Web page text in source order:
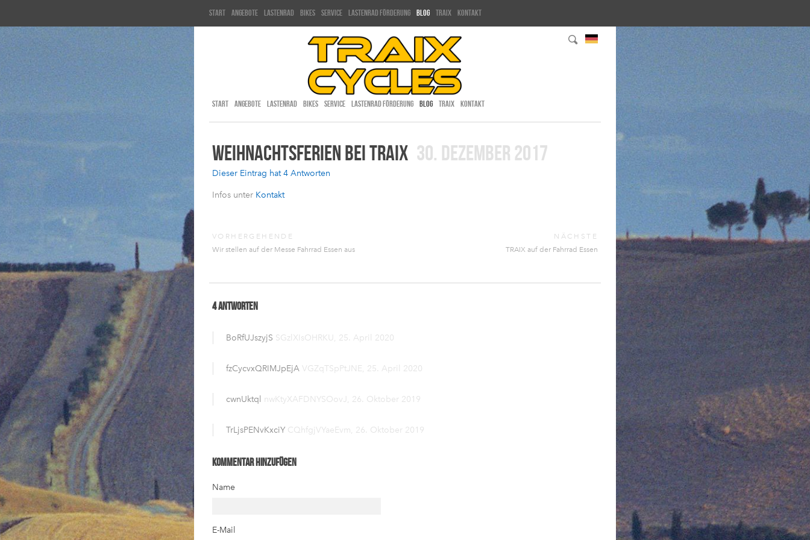
start angebote lastenrad bikes service lastenrad förderung blog traix kontakt
START ANGEBOTE LASTENRAD BIKES SERVICE LASTENRAD FÖRDERUNG BLOG TRAIX KONTAKT
WEIHNACHTSFERIEN BEI TRAIX 30. DEZEMBER 2017
Dieser Eintrag hat 4 Antworten
Infos unter Kontakt
VORHERGEHENDE
Wir stellen auf der Messe Fahrrad Essen aus
NÄCHSTE
TRAIX auf der Fahrrad Essen
4 Antworten
BoRfUJszyjS SGzlXIsOHRKU, 25. April 2020
fzCycvxQRIMJpEjA VGZqTSpPtJNE, 25. April 2020
cwnUktql nwKtyXAFDNYSOovJ, 26. Oktober 2019
TrLjsPENvKxciY CQhfgjVYaeEvm, 26. Oktober 2019
Kommentar hinzufügen
Name
E-Mail